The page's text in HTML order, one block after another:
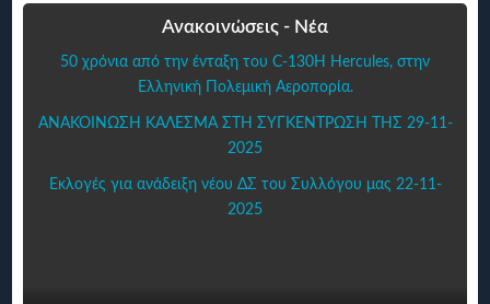
Ανακοινώσεις - Νέα
50 χρόνια από την ένταξη του C-130H Hercules, στην
Ελληνική Πολεμική Αεροπορία.
ΑΝΑΚΟΙΝΩΣΗ ΚΑΛΕΣΜΑ ΣΤΗ ΣΥΓΚΕΝΤΡΩΣΗ ΤΗΣ 29-11-
2025
Εκλογές για ανάδειξη νέου ΔΣ του Συλλόγου μας 22-11-
2025